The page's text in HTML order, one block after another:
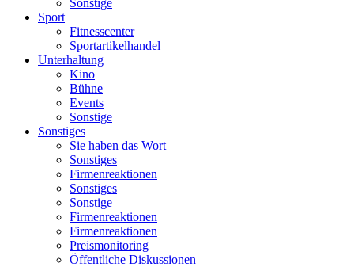
Sonstige
Sport
Fitnesscenter
Sportartikelhandel
Unterhaltung
Kino
Bühne
Events
Sonstige
Sonstiges
Sie haben das Wort
Sonstiges
Firmenreaktionen
Sonstiges
Sonstige
Firmenreaktionen
Firmenreaktionen
Preismonitoring
Öffentliche Diskussionen